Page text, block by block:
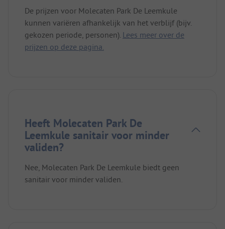
De prijzen voor Molecaten Park De Leemkule
kunnen variëren afhankelijk van het verblijf (bijv.
gekozen periode, personen). Lees meer over de
prijzen op deze pagina.
Heeft Molecaten Park De
Leemkule sanitair voor minder
validen?
Nee, Molecaten Park De Leemkule biedt geen
sanitair voor minder validen.